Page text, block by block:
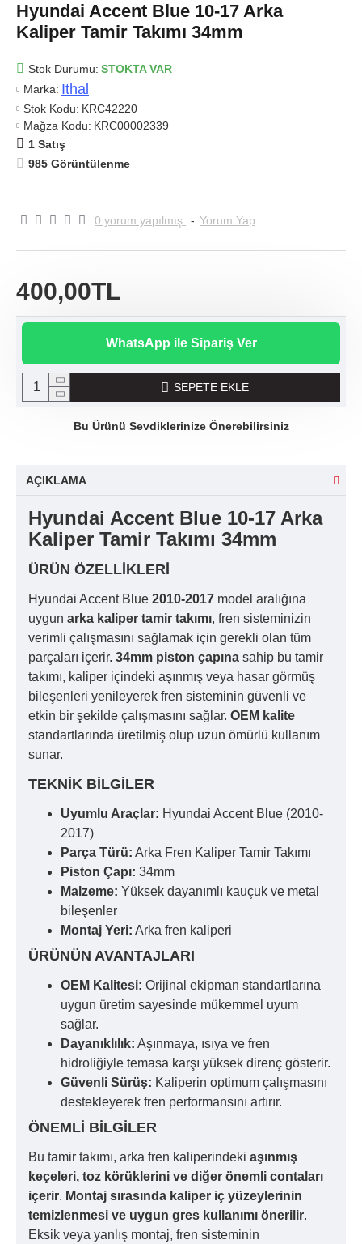
Hyundai Accent Blue 10-17 Arka
Kaliper Tamir Takımı 34mm
Stok Durumu: STOKTA VAR
Marka: Ithal
Stok Kodu: KRC42220
Mağza Kodu: KRC00002339
1 Satış
985 Görüntülenme
0 yorum yapılmış. - Yorum Yap
400,00TL
WhatsApp ile Sipariş Ver
SEPETE EKLE
Bu Ürünü Sevdiklerinize Önerebilirsiniz
AÇIKLAMA
Hyundai Accent Blue 10-17 Arka
Kaliper Tamir Takımı 34mm
ÜRÜN ÖZELLIKLERI
Hyundai Accent Blue 2010-2017 model aralığına
uygun arka kaliper tamir takımı, fren sisteminizin
verimli çalışmasını sağlamak için gerekli olan tüm
parçaları içerir. 34mm piston çapına sahip bu tamir
takımı, kaliper içindeki aşınmış veya hasar görmüş
bileşenleri yenileyerek fren sisteminin güvenli ve
etkin bir şekilde çalışmasını sağlar. OEM kalite
standartlarında üretilmiş olup uzun ömürlü kullanım
sunar.
TEKNIK BILGILER
Uyumlu Araçlar: Hyundai Accent Blue (2010-
2017)
Parça Türü: Arka Fren Kaliper Tamir Takımı
Piston Çapı: 34mm
Malzeme: Yüksek dayanımlı kauçuk ve metal
bileşenler
Montaj Yeri: Arka fren kaliperi
ÜRÜNÜN AVANTAJLARI
OEM Kalitesi: Orijinal ekipman standartlarına
uygun üretim sayesinde mükemmel uyum
sağlar.
Dayanıklılık: Aşınmaya, ısıya ve fren
hidroliğiyle temasa karşı yüksek direnç gösterir.
Güvenli Sürüş: Kaliperin optimum çalışmasını
destekleyerek fren performansını artırır.
ÖNEMLI BILGILER
Bu tamir takımı, arka fren kaliperindeki aşınmış
keçeleri, toz körüklerini ve diğer önemli contaları
içerir. Montaj sırasında kaliper iç yüzeylerinin
temizlenmesi ve uygun gres kullanımı önerilir.
Eksik veya yanlış montaj, fren sisteminin